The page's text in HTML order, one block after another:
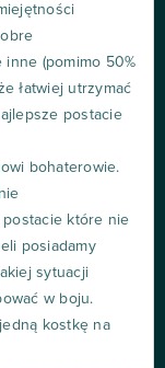
(pomimo 50%
łatwiej utrzymać
postacie
bohaterowie.
które nie
posiadamy
sytuacji
w boju.
kostkę na